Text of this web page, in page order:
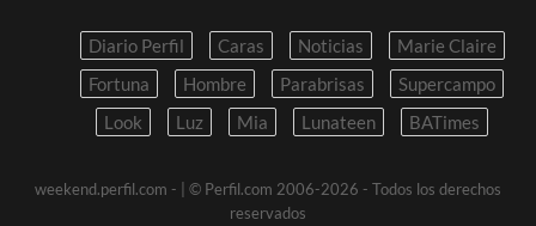
Diario Perfil Caras Noticias
Marie Claire
Fortuna
Hombre Parabrisas
Supercampo
Look
Luz Mia Lunateen BATimes
weekend.perfil.com -
| © Perfil.com 2006-2026 - Todos los derechos
reservados